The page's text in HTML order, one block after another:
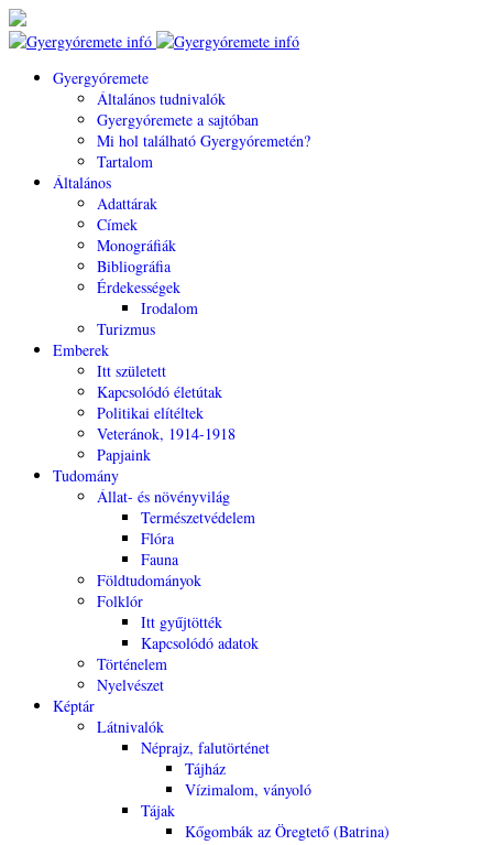
Gyergyóremete
Általános tudnivalók
Gyergyóremete a sajtóban
Mi hol található Gyergyóremetén?
Tartalom
Általános
Adattárak
Címek
Monográfiák
Bibliográfia
Érdekességek
Irodalom
Turizmus
Emberek
Itt született
Kapcsolódó életútak
Politikai elítéltek
Veteránok, 1914-1918
Papjaink
Tudomány
Állat- és növényvilág
Természetvédelem
Flóra
Fauna
Földtudományok
Folklór
Itt gyűjtötték
Kapcsolódó adatok
Történelem
Nyelvészet
Képtár
Látnivalók
Néprajz, falutörténet
Tájház
Vízimalom, ványoló
Tájak
Kőgombák az Öregtető (Batrina)